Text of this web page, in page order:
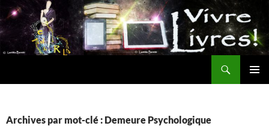
Aller
au
contenu
Archives par mot-clé : Demeure Psychologique